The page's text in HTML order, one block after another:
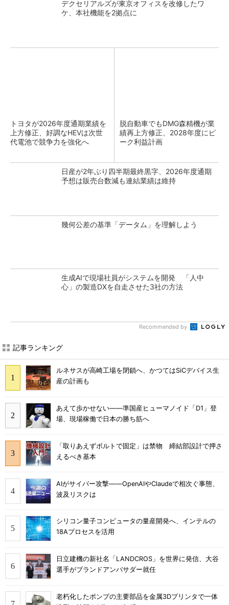
デクセリアルズが東京オフィスを改修したワ
ケ、本社機能を2拠点に
トヨタが2026年度通期業績を
上方修正、好調なHEVは次世
代電池で競争力を強化へ
脱自動車でもDMG森精機が業
績再上方修正、2028年度にピ
ーク利益計画
日産が2年ぶり四半期最終黒字、2026年度通期
予想は販売台数減も連結業績は維持
幾何公差の基準「データム」を理解しよう
生成AIで現場社員がシステムを開発 「人中
心」の製造DXを自走させた3社の方法
Recommended by
記事ランキング
ルネサスが高崎工場を閉鎖へ、かつてはSiCデバイス生
産の計画も
あえて歩かせない――準国産ヒューマノイド「D1」登
場、現場稼働で日本の勝ち筋へ
「取りあえずボルトで固定」は禁物 締結部設計で押さ
えるべき基本
AIがサイバー攻撃――OpenAIやClaudeで相次ぐ事態、
波及リスクは
シリコン量子コンピュータの量産開発へ、インテルの
18Aプロセスを活用
日立建機の新社名「LANDCROS」を世界に発信、大谷
選手がブランドアンバサダー就任
老朽化したポンプの主要部品を金属3Dプリンタで一体